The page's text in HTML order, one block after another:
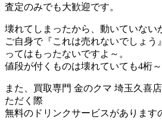
査定のみでも大歓迎です。
壊れてしまったから、動いていない
ご自身で『これは売れないでしょう
ってはもったないですよ～。
値段が付くものは壊れていても4桁
また、買取専門 金のクマ 埼玉久喜
ただく際
無料のドリンクサービスがあります